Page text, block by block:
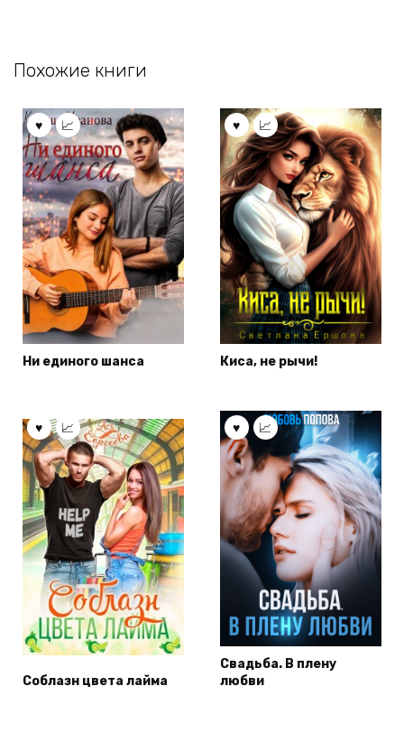
Похожие книги
Ни единого шанса Киса, не рычи!
Соблазн цвета лайма
Свадьба. В плену
любви